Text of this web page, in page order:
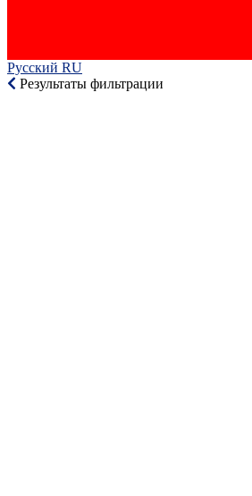
Русский RU‎
Результаты фильтрации